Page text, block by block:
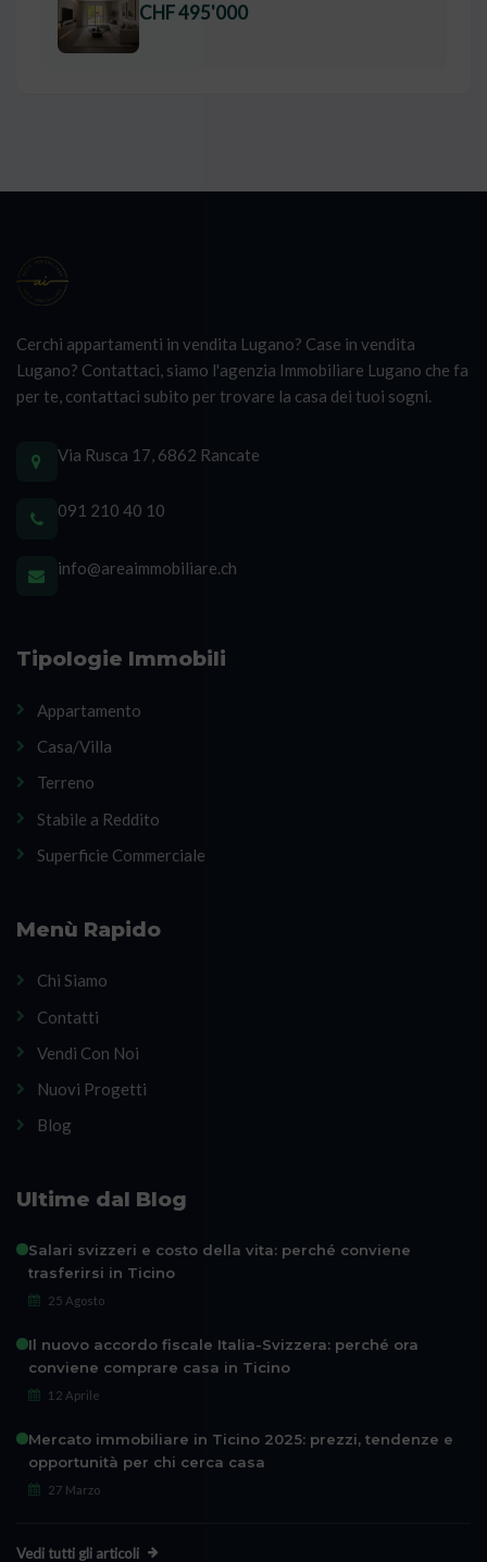
CHF 495'000
Cerchi appartamenti in vendita Lugano? Case in vendita
Lugano? Contattaci, siamo l'agenzia Immobiliare Lugano che fa
per te, contattaci subito per trovare la casa dei tuoi sogni.
Via Rusca 17, 6862 Rancate
091 210 40 10
info@areaimmobiliare.ch
Tipologie Immobili
Appartamento
Casa/Villa
Terreno
Stabile a Reddito
Superficie Commerciale
Menù Rapido
Chi Siamo
Contatti
Vendi Con Noi
Nuovi Progetti
Blog
Ultime dal Blog
Salari svizzeri e costo della vita: perché conviene
trasferirsi in Ticino
25 Agosto
Il nuovo accordo fiscale Italia-Svizzera: perché ora
conviene comprare casa in Ticino
12 Aprile
Mercato immobiliare in Ticino 2025: prezzi, tendenze e
opportunità per chi cerca casa
27 Marzo
Vedi tutti gli articoli